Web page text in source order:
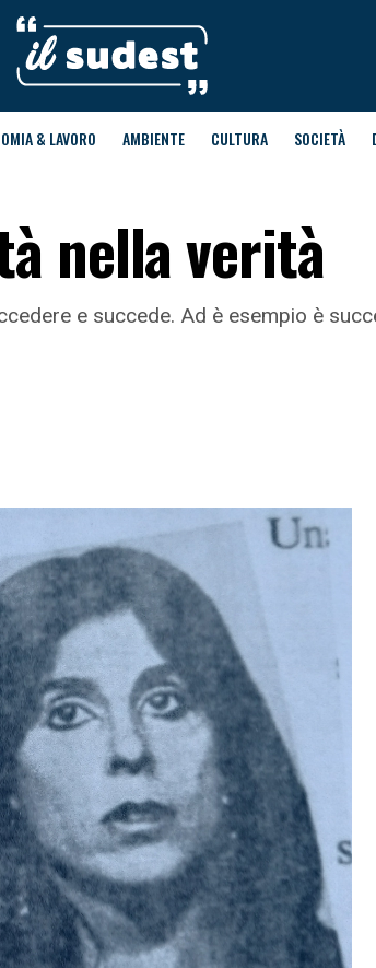
& LAVORO AMBIENTE CULTURA SOCIETÀ
nella verità
e succede. Ad è esempio è